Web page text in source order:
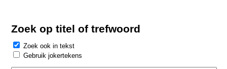
Zoek op titel of trefwoord
Zoek ook in tekst
Gebruik jokertekens